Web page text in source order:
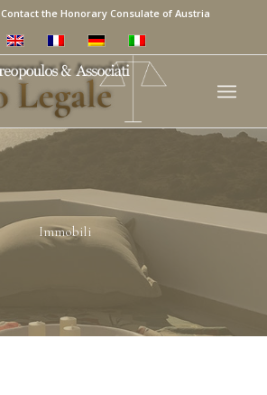
Contact the Honorary Consulate of Austria
Immobili